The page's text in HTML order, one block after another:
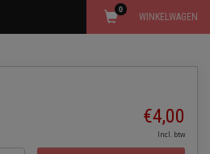
WINKELWAGEN
0
€4,00
Incl. btw